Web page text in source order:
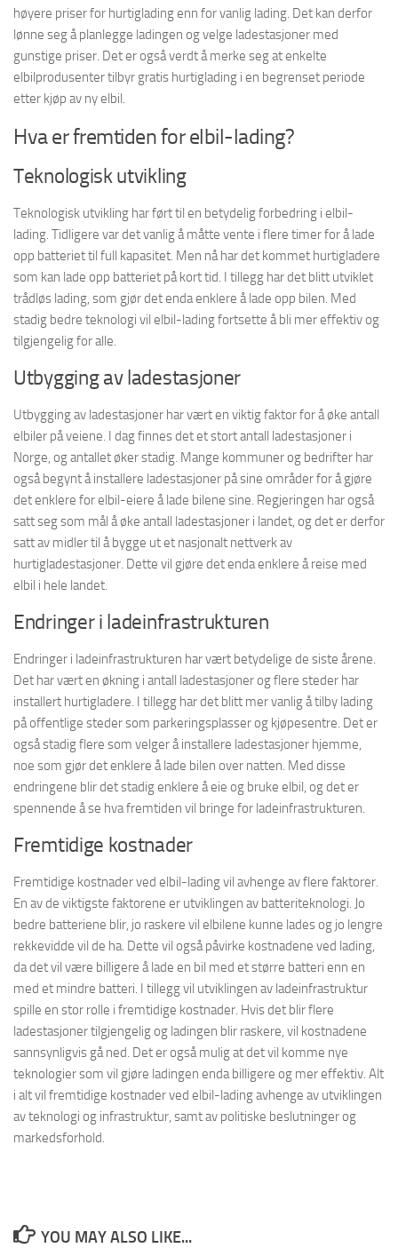
høyere priser for hurtiglading enn for vanlig lading. Det kan derfor
lønne seg å planlegge ladingen og velge ladestasjoner med
gunstige priser. Det er også verdt å merke seg at enkelte
elbilprodusenter tilbyr gratis hurtiglading i en begrenset periode
etter kjøp av ny elbil.
Hva er fremtiden for elbil-lading?
Teknologisk utvikling
Teknologisk utvikling har ført til en betydelig forbedring i elbil-
lading. Tidligere var det vanlig å måtte vente i flere timer for å lade
opp batteriet til full kapasitet. Men nå har det kommet hurtigladere
som kan lade opp batteriet på kort tid. I tillegg har det blitt utviklet
trådløs lading, som gjør det enda enklere å lade opp bilen. Med
stadig bedre teknologi vil elbil-lading fortsette å bli mer effektiv og
tilgjengelig for alle.
Utbygging av ladestasjoner
Utbygging av ladestasjoner har vært en viktig faktor for å øke antall
elbiler på veiene. I dag finnes det et stort antall ladestasjoner i
Norge, og antallet øker stadig. Mange kommuner og bedrifter har
også begynt å installere ladestasjoner på sine områder for å gjøre
det enklere for elbil-eiere å lade bilene sine. Regjeringen har også
satt seg som mål å øke antall ladestasjoner i landet, og det er derfor
satt av midler til å bygge ut et nasjonalt nettverk av
hurtigladestasjoner. Dette vil gjøre det enda enklere å reise med
elbil i hele landet.
Endringer i ladeinfrastrukturen
Endringer i ladeinfrastrukturen har vært betydelige de siste årene.
Det har vært en økning i antall ladestasjoner og flere steder har
installert hurtigladere. I tillegg har det blitt mer vanlig å tilby lading
på offentlige steder som parkeringsplasser og kjøpesentre. Det er
også stadig flere som velger å installere ladestasjoner hjemme,
noe som gjør det enklere å lade bilen over natten. Med disse
endringene blir det stadig enklere å eie og bruke elbil, og det er
spennende å se hva fremtiden vil bringe for ladeinfrastrukturen.
Fremtidige kostnader
Fremtidige kostnader ved elbil-lading vil avhenge av flere faktorer.
En av de viktigste faktorene er utviklingen av batteriteknologi. Jo
bedre batteriene blir, jo raskere vil elbilene kunne lades og jo lengre
rekkevidde vil de ha. Dette vil også påvirke kostnadene ved lading,
da det vil være billigere å lade en bil med et større batteri enn en
med et mindre batteri. I tillegg vil utviklingen av ladeinfrastruktur
spille en stor rolle i fremtidige kostnader. Hvis det blir flere
ladestasjoner tilgjengelig og ladingen blir raskere, vil kostnadene
sannsynligvis gå ned. Det er også mulig at det vil komme nye
teknologier som vil gjøre ladingen enda billigere og mer effektiv. Alt
i alt vil fremtidige kostnader ved elbil-lading avhenge av utviklingen
av teknologi og infrastruktur, samt av politiske beslutninger og
markedsforhold.
YOU MAY ALSO LIKE...